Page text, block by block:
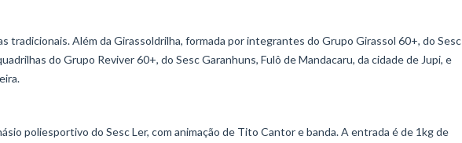
tradicionais. Além da Girassoldrilha, formada por integrantes do Grupo Girassol 60+, do Sesc
do Grupo Reviver 60+, do Sesc Garanhuns, Fulô de Mandacaru, da cidade de Jupi, e
poliesportivo do Sesc Ler, com animação de Tito Cantor e banda. A entrada é de 1kg de